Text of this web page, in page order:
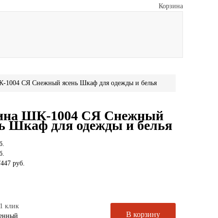
Корзина
1004 СЯ Снежный ясень Шкаф для одежды и белья
ШК-1004 СЯ Снежный
Шкаф для одежды и белья
руб.
клик